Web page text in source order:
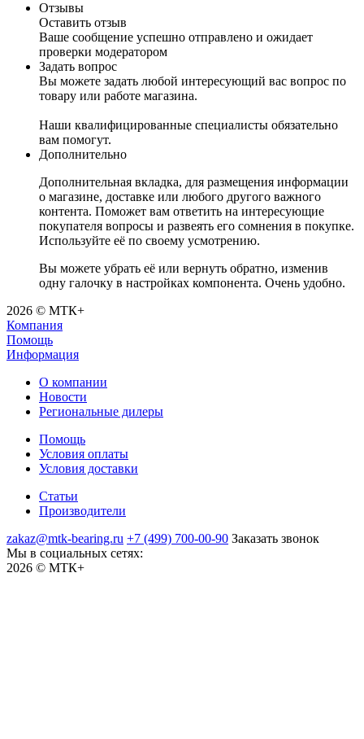
Отзывы
Оставить отзыв
Ваше сообщение успешно отправлено и ожидает
проверки модератором
Задать вопрос
Вы можете задать любой интересующий вас вопрос по
товару или работе магазина.
Наши квалифицированные специалисты обязательно
вам помогут.
Дополнительно
Дополнительная вкладка, для размещения информации
о магазине, доставке или любого другого важного
контента. Поможет вам ответить на интересующие
покупателя вопросы и развеять его сомнения в покупке.
Используйте её по своему усмотрению.
Вы можете убрать её или вернуть обратно, изменив
одну галочку в настройках компонента. Очень удобно.
2026 © МТК+
Компания
Помощь
Информация
О компании
Новости
Региональные дилеры
Помощь
Условия оплаты
Условия доставки
Статьи
Производители
zakaz@mtk-bearing.ru +7 (499) 700-00-90 Заказать звонок
Мы в социальных сетях:
2026 © МТК+